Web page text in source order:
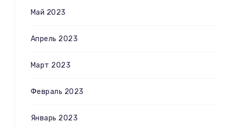
Май 2023
Апрель 2023
Март 2023
Февраль 2023
Январь 2023